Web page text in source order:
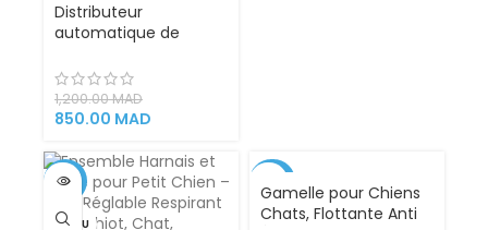
Distributeur
automatique de
distributeur
automatique de
nourriture pour chat
Gamelle avec
distributeur
automatique de
nourriture
1,200.00MAD
850.00 MAD
-21%
VENDU CHAUD
Gamelle pour Chiens
Chats, Flottante Anti